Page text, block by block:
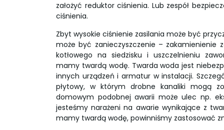
założyć reduktor ciśnienia. Lub zespół
ciśnienia.
Zbyt wysokie ciśnienie zasilania może być
może być zanieczyszczenie – zakamienienie
kotłowego na siedzisku i uszczelnieniu
mamy twardą wodę. Twarda woda jest
innych urządzeń i armatur w instalacji.
płytowy, w którym drobne kanaliki mogą
domowym podobnej awarii może ulec np.
jesteśmy narażeni na awarie wynikające z
mamy twardą wodę, powinniśmy zastosować